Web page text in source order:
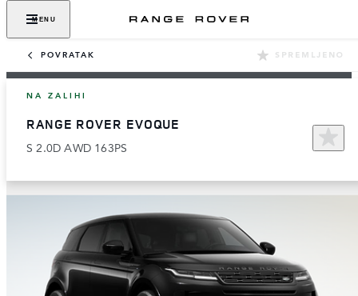
MENU
POVRATAK SPREMLJENO
NA ZALIHI
RANGE ROVER EVOQUE
S 2.0D AWD 163PS